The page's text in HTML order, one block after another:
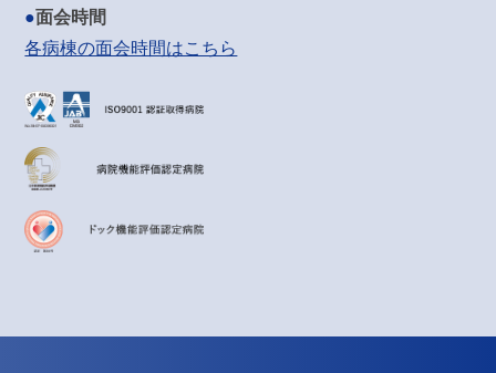
面会時間
各病棟の面会時間はこちら